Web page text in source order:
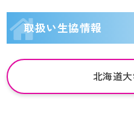
取扱い生協情報
北海道